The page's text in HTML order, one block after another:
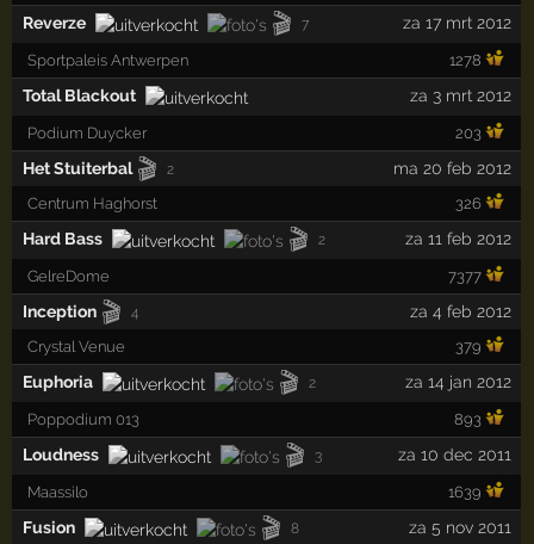
Reverze 🎬 7 za 17 mrt 2012
Sportpaleis Antwerpen 1278
Total Blackout za 3 mrt 2012
Podium Duycker 203
Het Stuiterbal 🎬 2 ma 20 feb 2012
Centrum Haghorst 326
Hard Bass 🎬 2 za 11 feb 2012
GelreDome 7377
Inception 🎬 4 za 4 feb 2012
Crystal Venue 379
Euphoria 🎬 2 za 14 jan 2012
Poppodium 013 893
Loudness 🎬 3 za 10 dec 2011
Maassilo 1639
Fusion 🎬 8 za 5 nov 2011